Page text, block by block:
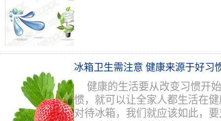
冰箱卫生需注意 健康来源于好习
健康的生活要从改变习惯开
惯，就可以让全家人都生活在
对待冰箱，我们就应该如此，